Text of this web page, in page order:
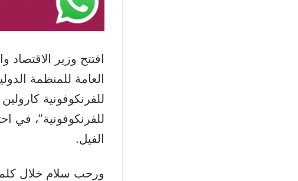
افتتح وزير
العامة للمنظمة
للفرنكوفونية
للفرنكوفونية”، في
الفيل.
ورحب سلام خلال